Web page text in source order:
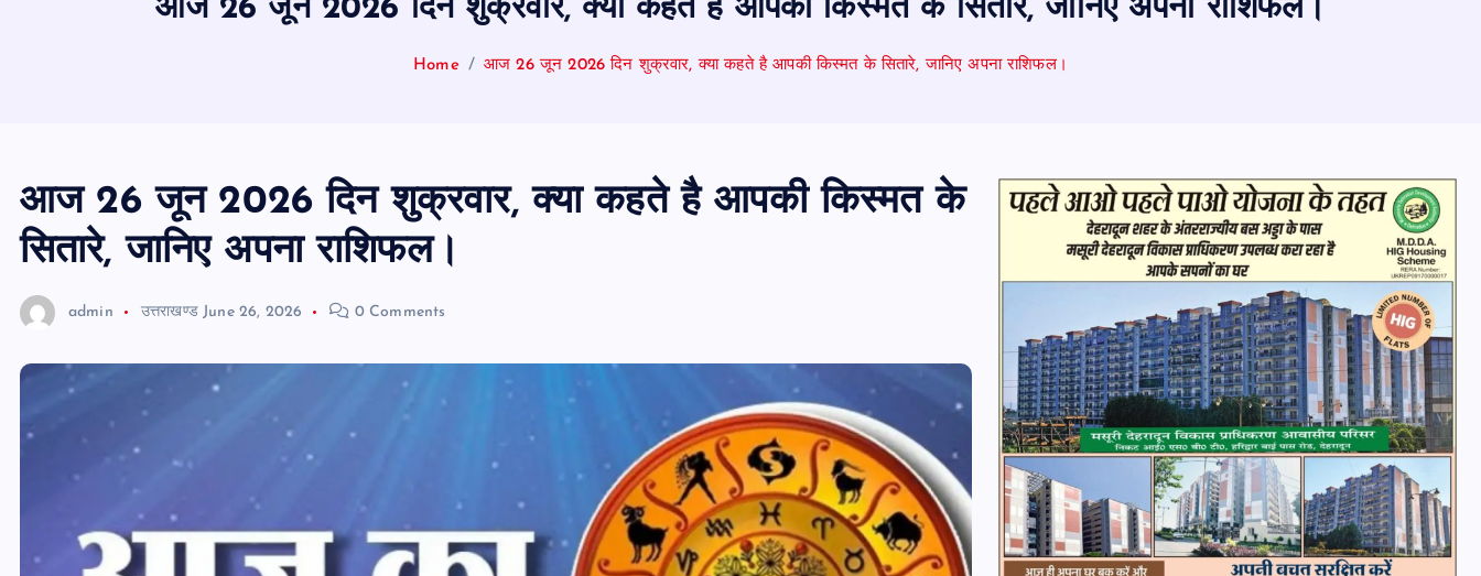
आज 26 जून 2026 दिन शुक्रवार, क्या कहते है आपकी किस्मत के सितारे, जानिए अपना राशिफल।
Home आज 26 जून 2026 दिन शुक्रवार, क्या कहते है आपकी किस्मत के सितारे, जानिए अपना राशिफल।
आज 26 जून 2026 दिन शुक्रवार, क्या कहते है आपकी किस्मत के
सितारे, जानिए अपना राशिफल।
admin उत्तराखण्ड June 26, 2026 0 Comments